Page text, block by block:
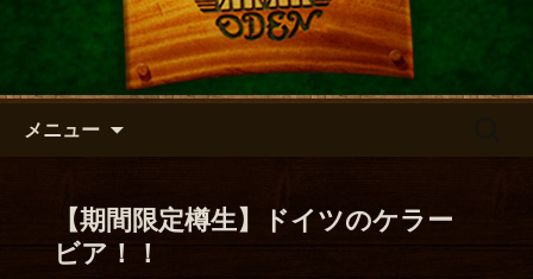
メニュー
【期間限定樽生】ドイツのケラー
ビア！！